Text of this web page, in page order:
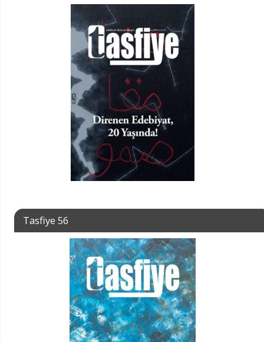
Tasfiye 56